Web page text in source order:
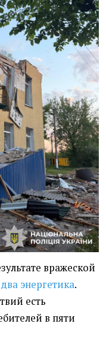
вражеской
энергетика.
есть
в пяти